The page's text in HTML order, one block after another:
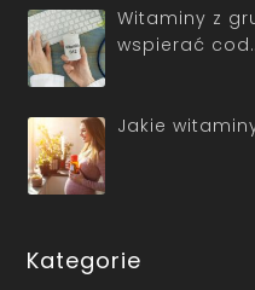
Witaminy z
wspierać
Jakie
Kategorie